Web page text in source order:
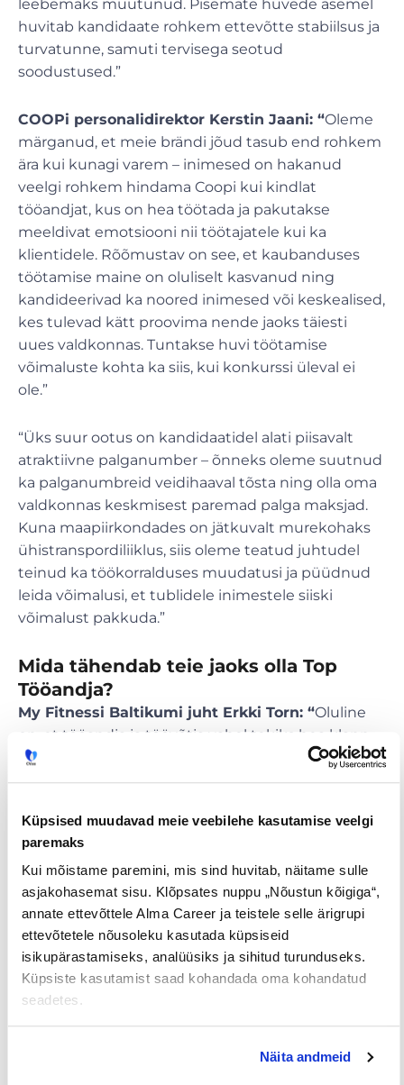
Küpsised muudavad meie veebilehe kasutamise veelgi
paremaks
Kui mõistame paremini, mis sind huvitab, näitame sulle
asjakohasemat sisu. Klõpsates nuppu „Nõustun kõigiga“,
annate ettevõttele Alma Career ja teistele selle ärigrupi
ettevõtetele nõusoleku kasutada küpsiseid
isikupärastamiseks, analüüsiks ja sihitud turunduseks.
Küpsiste kasutamist saad kohandada oma kohandatud
seadetes.
Näita andmeid
leebemaks muutunud. Pisemate hüvede asemel
huvitab kandidaate rohkem ettevõtte stabiilsus ja
turvatunne, samuti tervisega seotud
soodustused.”
COOPi personalidirektor Kerstin Jaani: “Oleme
märganud, et meie brändi jõud tasub end rohkem
ära kui kunagi varem – inimesed on hakanud
veelgi rohkem hindama Coopi kui kindlat
tööandjat, kus on hea töötada ja pakutakse
meeldivat emotsiooni nii töötajatele kui ka
klientidele. Rõõmustav on see, et kaubanduses
töötamise maine on oluliselt kasvanud ning
kandideerivad ka noored inimesed või keskealised,
kes tulevad kätt proovima nende jaoks täiesti
uues valdkonnas. Tuntakse huvi töötamise
võimaluste kohta ka siis, kui konkurssi üleval ei
ole.”
“Üks suur ootus on kandidaatidel alati piisavalt
atraktiivne palganumber – õnneks oleme suutnud
ka palganumbreid veidihaaval tõsta ning olla oma
valdkonnas keskmisest paremad palga maksjad.
Kuna maapiirkondades on jätkuvalt murekohaks
ühistranspordiliiklus, siis oleme teatud juhtudel
teinud ka töökorralduses muudatusi ja püüdnud
leida võimalusi, et tublidele inimestele siiski
võimalust pakkuda.”
Mida tähendab teie jaoks olla Top
Tööandja?
My Fitnessi Baltikumi juht Erkki Torn: “Oluline
on, et tööandja ja töövõtja vahel tekiks hea klapp
väärtuste ja kultuuri osas. Me pakume oma
eksistentsiga klientidele tegelikult ju tervist. Ja
selle eest seismine prioriteet number üks. Täna
me näeme, et need töötajad, kes meie juurde tee
leiavad, omavad sisemist missioonitunnet ning
erilist tahet tervise ja tervisliku elustiili
valdkonnaga tegeleda.”
SEB personalijuht Margit Pugal:“Me hoolime
väga töötajate ambitsioonidest ja
arenguvõimalustest. Meil on hästi toimiv sisemine
ülikoolonlineõpikeskkonna näol, kus on
tuhandeid koolituskursusi, mis aitavad töötajatel